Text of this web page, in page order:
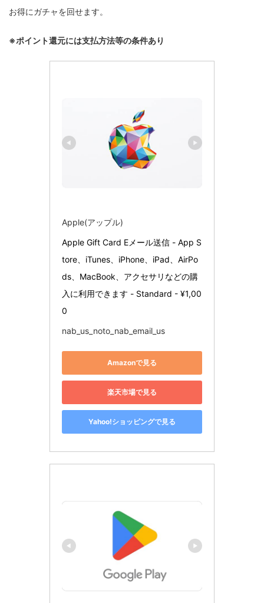
お得にガチャを回せます。
※ポイント還元には支払方法等の条件あり
Apple(アップル)
Apple Gift Card Eメール送信 - App S
tore、iTunes、iPhone、iPad、AirPo
ds、MacBook、アクセサリなどの購
入に利用できます - Standard - ¥1,00
0
nab_us_noto_nab_email_us
Amazonで見る
楽天市場で見る
Yahoo!ショッピングで見る